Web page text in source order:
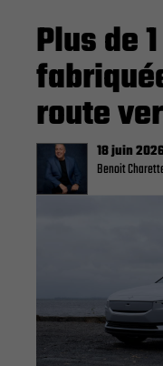
Plus de
route
18 juin
Benoit